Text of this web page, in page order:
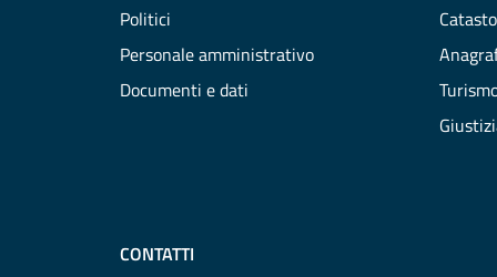
Politici
Personale amministrativo
Documenti e dati
CONTATTI